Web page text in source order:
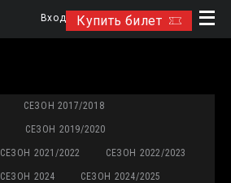
Купить билет
Вход
СЕЗОН 2017/2018
СЕЗОН 2019/2020
СЕЗОН 2021/2022 СЕЗОН 2022/2023
СЕЗОН 2024 СЕЗОН 2024/2025